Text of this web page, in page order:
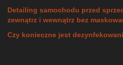
Detailing samochodu przed
zewnątrz i wewnątrz bez
Czy konieczne jest